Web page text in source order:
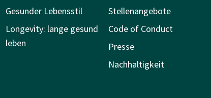
Gesunder Lebensstil
Longevity: lange gesund
leben
Stellenangebote
Code of Conduct
Presse
Nachhaltigkeit